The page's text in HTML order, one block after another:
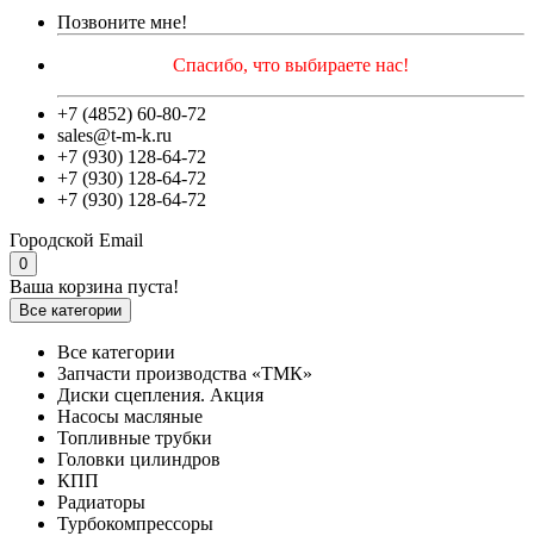
Позвоните мне!
Спасибо, что выбираете нас!
+7 (4852) 60-80-72
sales@t-m-k.ru
+7 (930) 128-64-72
+7 (930) 128-64-72
+7 (930) 128-64-72
Городской Email
0
Ваша корзина пуста!
Все категории
Все категории
Запчасти производства «ТМК»
Диски сцепления. Акция
Насосы масляные
Топливные трубки
Головки цилиндров
КПП
Радиаторы
Турбокомпрессоры